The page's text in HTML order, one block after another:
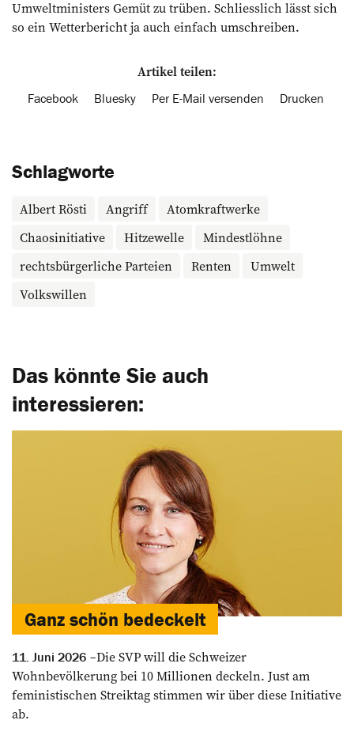
Umweltministers Gemüt zu trüben. Schliesslich lässt sich
so ein Wetterbericht ja auch einfach umschreiben.
Artikel teilen:
Facebook Bluesky Per E-Mail versenden Drucken
Schlagworte
Albert Rösti Angriff
Atomkraftwerke
Chaosinitia­tive
Hitzewelle
Mindestlöhne
rechtsbürgerliche Parteien
Renten
Umwelt
Volkswillen
Das könnte Sie auch
interessieren:
Ganz schön ­bedeckelt
11. Juni 2026
Die SVP will die Schweizer
Wohnbevölkerung bei 10 Millionen deckeln. Just am
feministischen Streiktag stimmen wir über diese Initiative
ab.